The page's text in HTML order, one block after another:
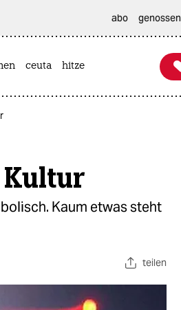
abo
ceuta hitze
Kaum etwas steht
teilen